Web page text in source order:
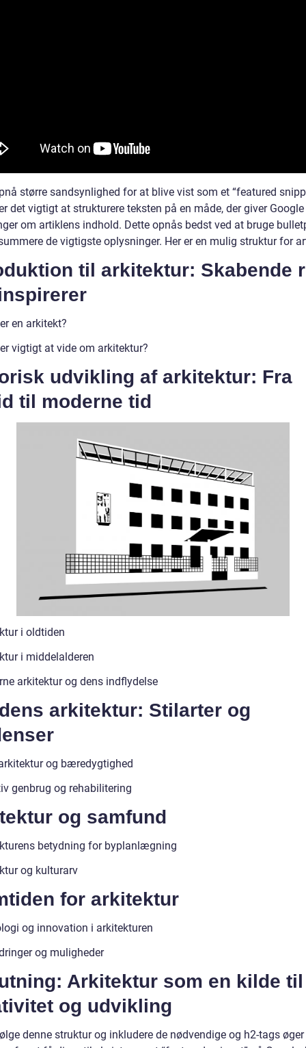
større sandsynlighed for at blive vist som et “featured
det vigtigt at strukturere teksten på en måde, der giver
om artiklens indhold. Dette opnås bedst ved at bruge
de vigtigste oplysninger. Her er en mulig struktur for
til arkitektur: Skabende
en arkitekt?
vigtigt at vide om arkitektur?
udvikling af arkitektur: Fra
til moderne tid
i oldtiden
i middelalderen
arkitektur og dens indflydelse
arkitektur: Stilarter og
og bæredygtighed
genbrug og rehabilitering
og samfund
betydning for byplanlægning
og kulturarv
for arkitektur
og innovation i arkitekturen
og muligheder
Arkitektur som en kilde til
og udvikling
denne struktur og inkludere de nødvendige og h2-tags